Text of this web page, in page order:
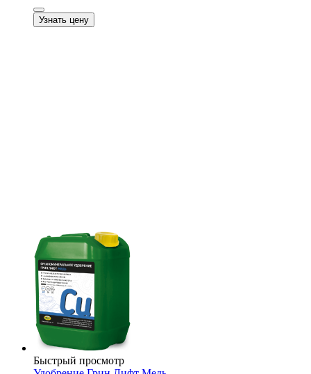
Узнать цену
Быстрый просмотр